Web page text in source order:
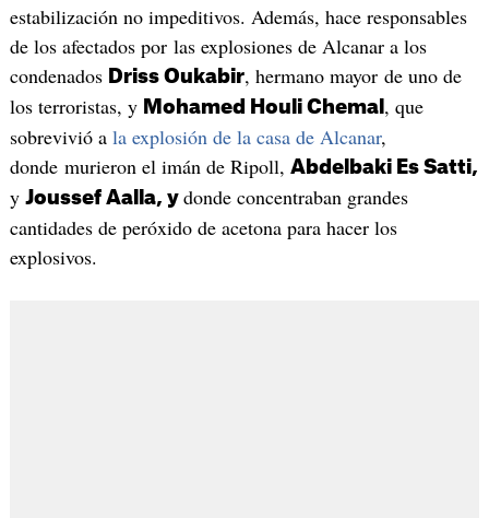
estabilización no impeditivos. Además, hace responsables
de los afectados por las explosiones de Alcanar a los
condenados Driss Oukabir, hermano mayor de uno de
los terroristas, y Mohamed Houli Chemal , que
sobrevivió a la explosión de la casa de Alcanar,
donde murieron el imán de Ripoll, Abdelbaki Es Satti,
y Joussef Aalla, y donde concentraban grandes
cantidades de peróxido de acetona para hacer los
explosivos.